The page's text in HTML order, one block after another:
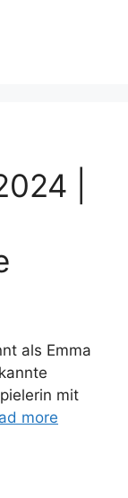
|
als Emma
mit
more